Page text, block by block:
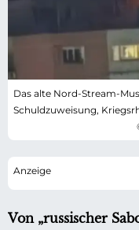
Das alte Nord-Stream-
Schuldzuweisung,
Von „russischer